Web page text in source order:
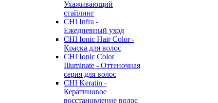
Ухаживающий
стайлинг
CHI Infra -
Ежедневный уход
CHI Ionic Hair Color -
Краска для волос
CHI Ionic Color
Illuminate - Оттеночная
серия для волос
CHI Keratin -
Кератиновое
восстановление волос